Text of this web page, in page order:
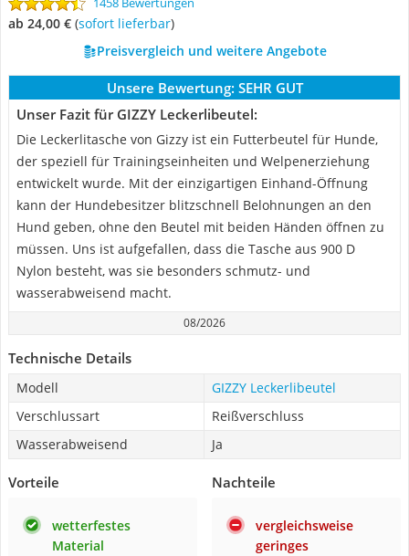
ab 24,00 € ( Sofort lieferbar)
Preisvergleich und weitere Angebote
Unsere Bewertung: SEHR GUT
Unser Fazit für GIZZY Leckerlibeutel:
Die Leckerlitasche von Gizzy ist ein Futterbeutel für Hunde,
der speziell für Trainingseinheiten und Welpenerziehung
entwickelt wurde. Mit der einzigartigen Einhand-Öffnung
kann der Hundebesitzer blitzschnell Belohnungen an den
Hund geben, ohne den Beutel mit beiden Händen öffnen zu
müssen. Uns ist aufgefallen, dass die Tasche aus 900 D
Nylon besteht, was sie besonders schmutz- und
wasserabweisend macht.
08/2026
Technische Details
Modell
GIZZY Leckerlibeutel
Verschlussart
Reißverschluss
Wasserabweisend
Ja
Vorteile
wetterfestes
Material
Nachteile
vergleichsweise
geringes